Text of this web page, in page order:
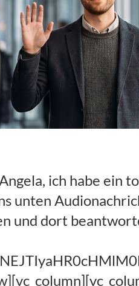
ich habe ein
unten
und dort